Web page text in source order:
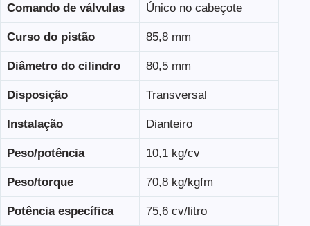
Comando de válvulas Único no cabeçote
Curso do pistão 85,8 mm
Diâmetro do cilindro 80,5 mm
Disposição Transversal
Instalação Dianteiro
Peso/potência 10,1 kg/cv
Peso/torque 70,8 kg/kgfm
Potência específica 75,6 cv/litro